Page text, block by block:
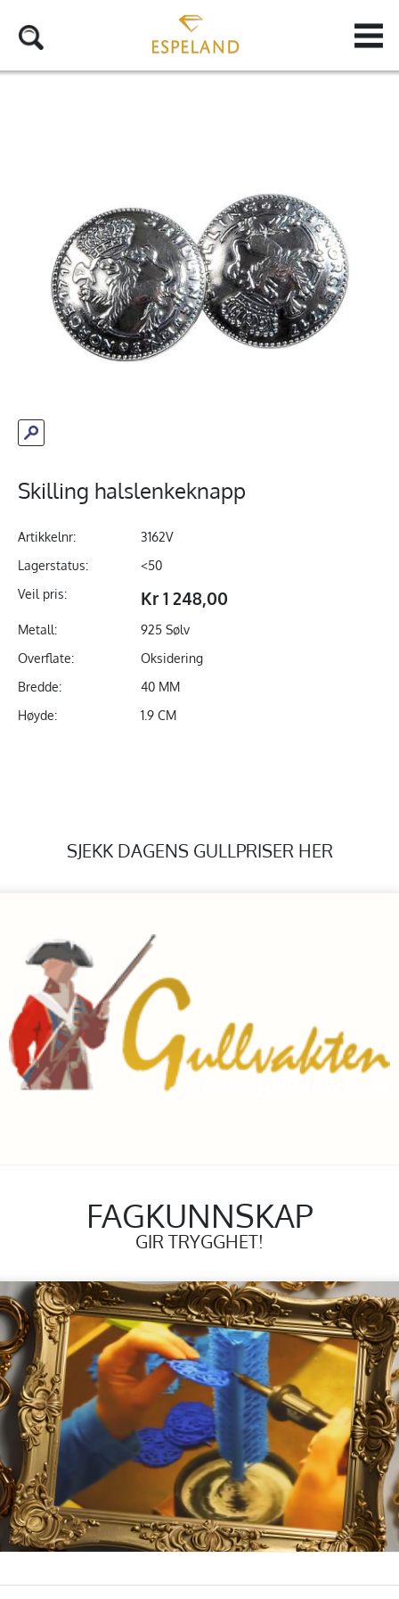
Skilling halslenkeknapp
Artikkelnr:
3162V
Lagerstatus:
<50
Veil pris:
Kr 1 248,00
Metall:
925 Sølv
Overflate:
Oksidering
Bredde:
40 MM
Høyde:
1.9 CM
SJEKK DAGENS GULLPRISER HER
FAGKUNNSKAP
GIR TRYGGHET!